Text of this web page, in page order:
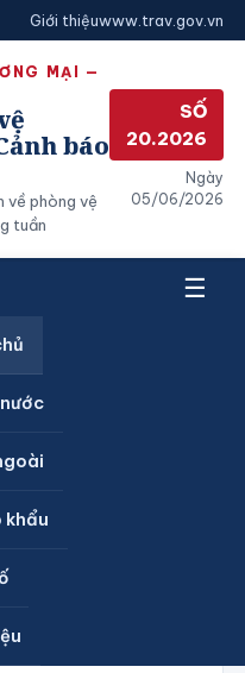
Giới thiệuwww.trav.gov.vn
MẠI —
báo
về phòng vệ
tuần
SỐ
20.2026
Ngày
05/06/2026
khẩu
☰
NƯỚC”